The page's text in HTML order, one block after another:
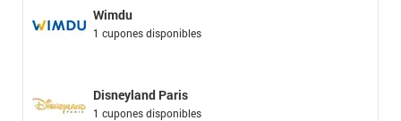
Wimdu
1 cupones disponibles
Disneyland Paris
1 cupones disponibles